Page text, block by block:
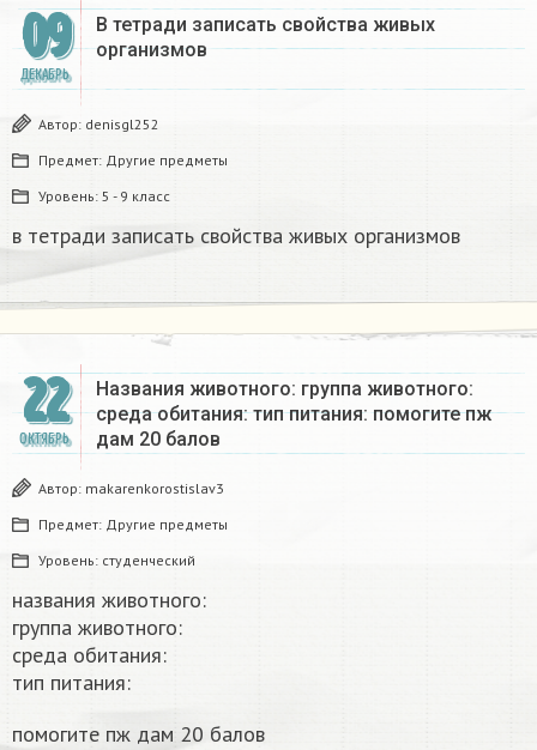
09
ДЕКАБРЬ
В тетради записать свойства живых
организмов​
Автор: denisgl252
Предмет: Другие предметы
Уровень: 5 - 9 класс
в тетради записать свойства живых организмов​
22
ОКТЯБРЬ
Названия животного: группа животного:
среда обитания: тип питания: помогите пж
дам 20 балов ​
Автор: makarenkorostislav3
Предмет: Другие предметы
Уровень: студенческий
названия животного:
группа животного:
среда обитания:
тип питания:
помогите пж дам 20 балов